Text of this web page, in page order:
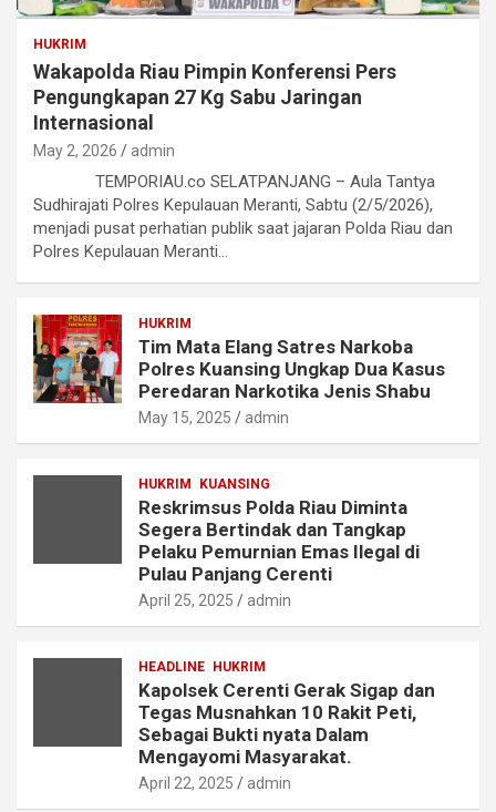
HUKRIM
Wakapolda Riau Pimpin Konferensi Pers
Pengungkapan 27 Kg Sabu Jaringan
Internasional
May 2, 2026 admin
TEMPORIAU.co SELATPANJANG – Aula Tantya
Sudhirajati Polres Kepulauan Meranti, Sabtu (2/5/2026),
menjadi pusat perhatian publik saat jajaran Polda Riau dan
Polres Kepulauan Meranti…
HUKRIM
Tim Mata Elang Satres Narkoba
Polres Kuansing Ungkap Dua Kasus
Peredaran Narkotika Jenis Shabu
May 15, 2025 admin
HUKRIM KUANSING
Reskrimsus Polda Riau Diminta
Segera Bertindak dan Tangkap
Pelaku Pemurnian Emas Ilegal di
Pulau Panjang Cerenti
April 25, 2025 admin
HEADLINE HUKRIM
Kapolsek Cerenti Gerak Sigap dan
Tegas Musnahkan 10 Rakit Peti,
Sebagai Bukti nyata Dalam
Mengayomi Masyarakat.
April 22, 2025 admin